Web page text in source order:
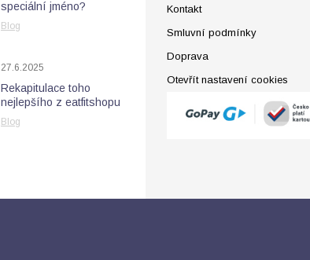
speciální jméno?
Blog
27.6.2025
Rekapitulace toho
nejlepšího z eatfitshopu
Blog
Kontakt
Smluvní podmínky
Doprava
Otevřít nastavení cookies